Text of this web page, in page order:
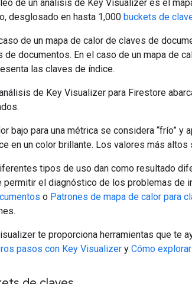
de un análisis de Key Visualizer es el
desglosado en hasta 1,000 buckets de
de un mapa de calor de claves de
de documentos. En el caso de un mapa de
las claves de índice.
de Key Visualizer para Firestore
bajo para una métrica se considera “frío” y
en un color brillante. Los valores más altos
tipos de uso dan como resultado
permitir el diagnóstico de los problemas de
o Patrones de mapa de calor para
te proporciona herramientas que te
pasos con Key Visualizer y Cómo